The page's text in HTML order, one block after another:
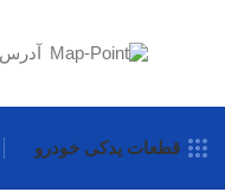
قطعات یدکی خودرو